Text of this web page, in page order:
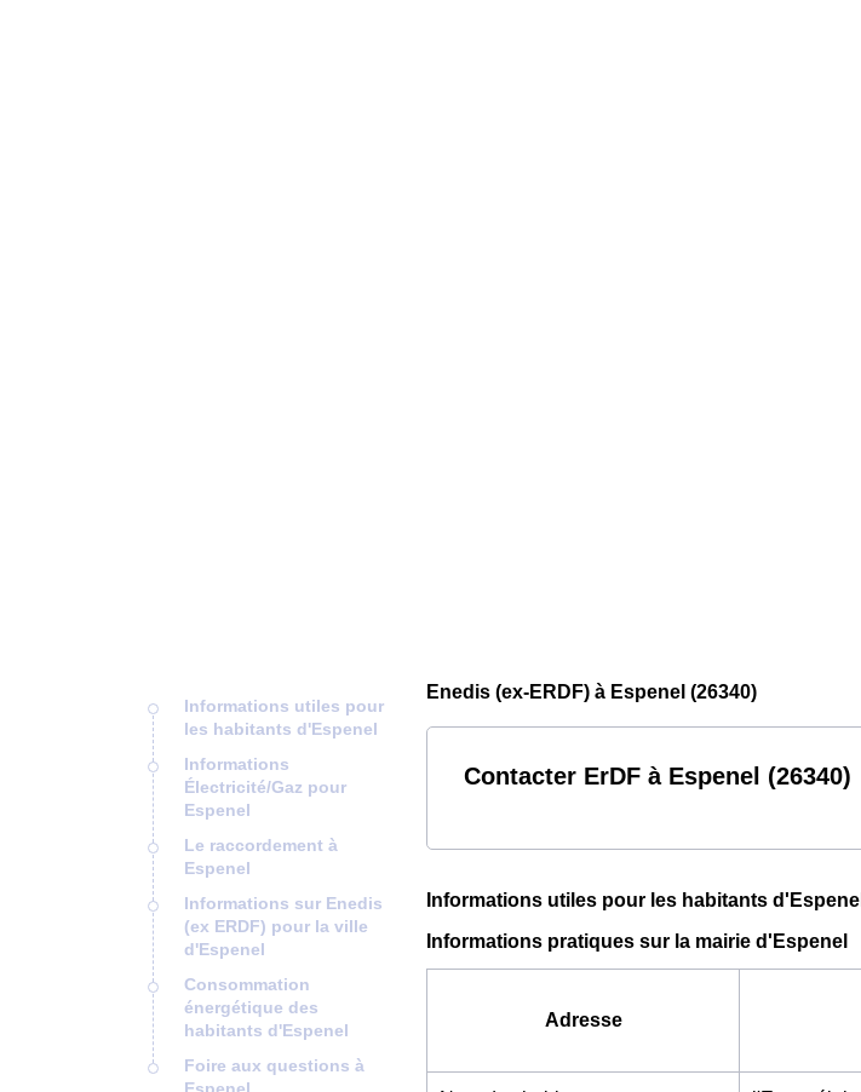
Informations utiles pour
les habitants d'Espenel
Informations
Électricité/Gaz pour
Espenel
Le raccordement à
Espenel
Informations sur Enedis
(ex ERDF) pour la ville
d'Espenel
Consommation
énergétique des
habitants d'Espenel
Foire aux questions à
Enedis (ex-ERDF) à Espenel (26340)
Contacter ErDF à Espenel (26340)
Informations utiles pour les habitants d'Espenel
Informations pratiques sur la mairie d'Espenel
Adresse